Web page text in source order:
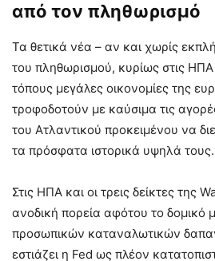
από τον πληθωρισμό
Τα θετικά νέα – αν και χωρίς
του πληθωρισμού, κυρίως στις
τόπους μεγάλες οικονομίες της
τροφοδοτούν με καύσιμα τις
του Ατλαντικού προκειμένου να
τα πρόσφατα ιστορικά υψηλά τους.
Στις ΗΠΑ και οι τρεις δείκτες της
ανοδική πορεία αφότου το δομικό
προσωπικών καταναλωτικών
εστιάζει η Fed ως πλέον